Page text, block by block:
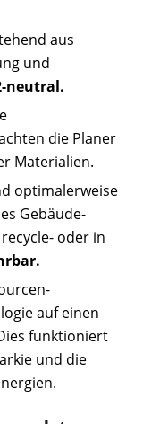
aus
und
neutral.
die Planer
Materialien.
optimalerweise
Gebäude-
oder in
auf einen
funktioniert
und die